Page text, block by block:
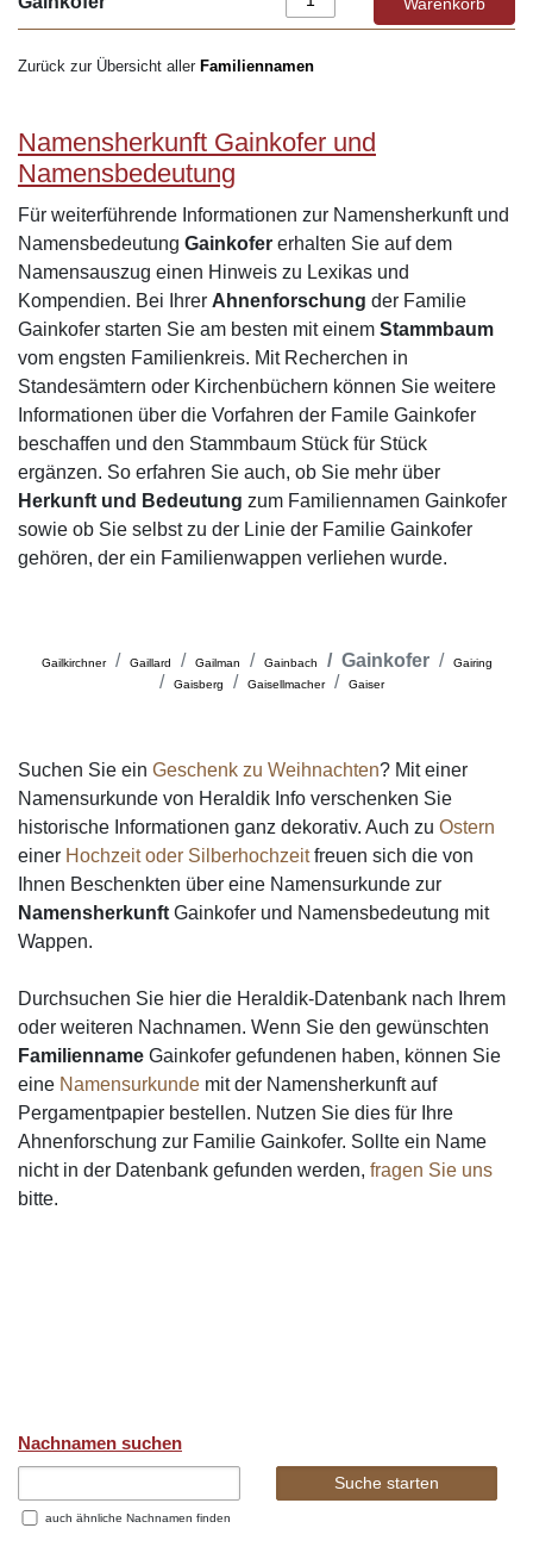
Zurück zur Übersicht aller Familiennamen
Namensherkunft Gainkofer und
Namensbedeutung
Für weiterführende Informationen zur Namensherkunft und
Namensbedeutung Gainkofer erhalten Sie auf dem
Namensauszug einen Hinweis zu Lexikas und
Kompendien. Bei Ihrer Ahnenforschung der Familie
Gainkofer starten Sie am besten mit einem Stammbaum
vom engsten Familienkreis. Mit Recherchen in
Standesämtern oder Kirchenbüchern können Sie weitere
Informationen über die Vorfahren der Famile Gainkofer
beschaffen und den Stammbaum Stück für Stück
ergänzen. So erfahren Sie auch, ob Sie mehr über
Herkunft und Bedeutung zum Familiennamen Gainkofer
sowie ob Sie selbst zu der Linie der Familie Gainkofer
gehören, der ein Familienwappen verliehen wurde.
Gailkirchner Gaillard Gailman Gainbach Gainkofer
Gairing
Gaisberg
Gaisellmacher Gaiser
Suchen Sie ein Geschenk zu Weihnachten? Mit einer
Namensurkunde von Heraldik Info verschenken Sie
historische Informationen ganz dekorativ. Auch zu Ostern
einer Hochzeit oder Silberhochzeitfreuen sich die von
Ihnen Beschenkten über eine Namensurkunde zur
Namensherkunft Gainkofer und Namensbedeutung mit
Wappen.
Durchsuchen Sie hier die Heraldik-Datenbank nach Ihrem
oder weiteren Nachnamen. Wenn Sie den gewünschten
Familienname Gainkofer gefundenen haben, können Sie
eine Namensurkunde mit der Namensherkunft auf
Pergamentpapier bestellen. Nutzen Sie dies für Ihre
Ahnenforschung zur Familie Gainkofer. Sollte ein Name
nicht in der Datenbank gefunden werden, fragen Sie uns
bitte.
Nachnamen suchen
auch ähnliche Nachnamen finden